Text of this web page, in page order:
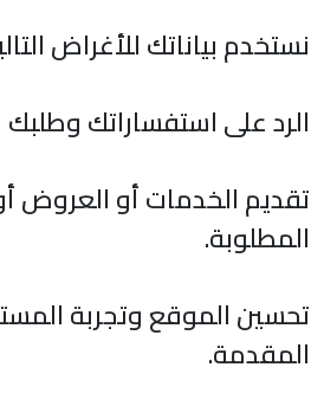
نستخدم بياناتك للأغراض
الرد على استفساراتك
تقديم الخدمات أو العروض
المطلوبة.
تحسين الموقع وتجربة
المقدمة.